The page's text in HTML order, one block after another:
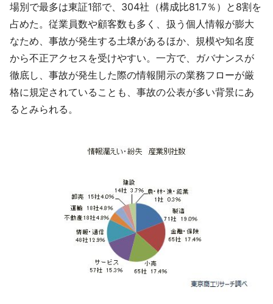
場別で最多は東証1部で、304社（構成比81.7％）と8割を
占めた。従業員数や顧客数も多く、扱う個人情報が膨大
なため、事故が発生する土壌があるほか、規模や知名度
から不正アクセスを受けやすい。一方で、ガバナンスが
徹底し、事故が発生した際の情報開示の業務フローが厳
格に規定されていることも、事故の公表が多い背景にあ
るとみられる。